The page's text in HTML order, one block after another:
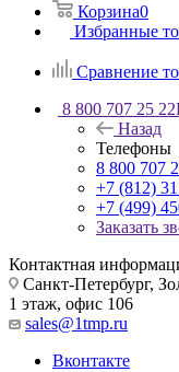
Корзина0
Избранные
Сравнение
8 800 707 25 22
Назад
Телефоны
8 800 707
+7 (812)
+7 (499)
Заказать
Контактная
Санкт-Петербург,
1 этаж, офис 106
sales@1tmp.ru
Вконтакте